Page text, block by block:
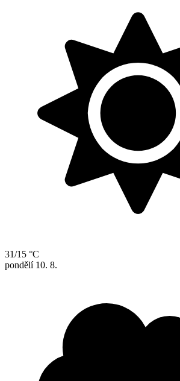
31/15 °C
pondělí 10. 8.